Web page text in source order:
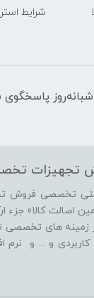
شرایط
، ۲۴ ساعت شبانه‌روز
تجهیزات
تخصصی
اصالت کالا» جزء
زمینه های تخصصی
کاربردی و ... و